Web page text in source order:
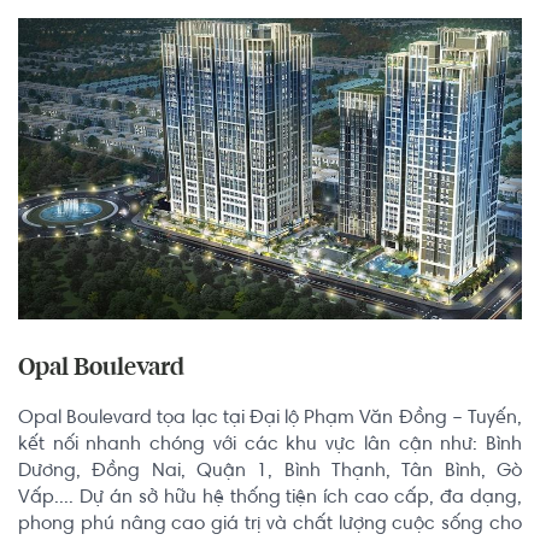
Opal Boulevard
Opal Boulevard tọa lạc tại Đại lộ Phạm Văn Đồng – Tuyến,
kết nối nhanh chóng với các khu vực lân cận như: Bình
Dương, Đồng Nai, Quận 1, Bình Thạnh, Tân Bình, Gò
Vấp.... Dự án sở hữu hệ thống tiện ích cao cấp, đa dạng,
phong phú nâng cao giá trị và chất lượng cuộc sống cho